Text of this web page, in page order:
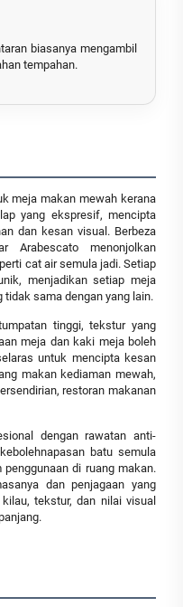
biasanya mengambil
tempahan.
meja makan mewah kerana
yang ekspresif, mencipta
dan kesan visual. Berbeza
Arabescato menonjolkan
cat air semula jadi. Setiap
menjadikan setiap meja
sama dengan yang lain.
tinggi, tekstur yang
meja dan kaki meja boleh
untuk mencipta kesan
makan kediaman mewah,
restoran makanan
dengan rawatan anti-
batu semula
di ruang makan.
dan penjagaan yang
tekstur, dan nilai visual